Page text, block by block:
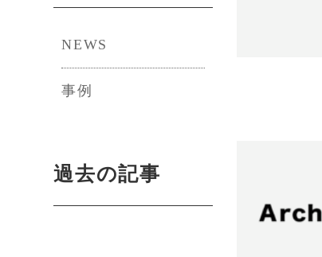
NEWS
事例
過去の記事